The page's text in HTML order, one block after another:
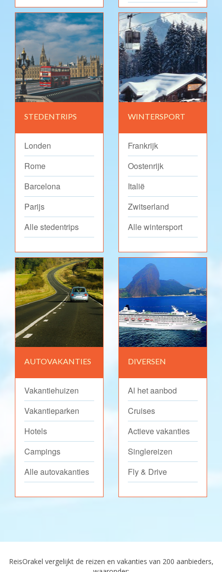
STEDENTRIPS
Londen
Rome
Barcelona
Parijs
Alle stedentrips
WINTERSPORT
Frankrijk
Oostenrijk
Italië
Zwitserland
Alle wintersport
AUTOVAKANTIES
Vakantiehuizen
Vakantieparken
Hotels
Campings
Alle autovakanties
DIVERSEN
Al het aanbod
Cruises
Actieve vakanties
Singlereizen
Fly & Drive
ReisOrakel vergelijkt de reizen en vakanties van 200 aanbieders,